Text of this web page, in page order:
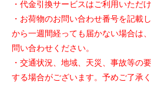
・代金引換サービスはご利用いただけ
・お荷物のお問い合わせ番号を記載
から一週間経っても届かない場合は
問い合わせください。
・交通状況、地域、天災、事故等の
する場合がございます。予めご了承く